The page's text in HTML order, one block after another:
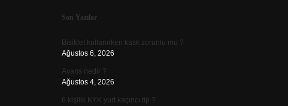
Sidebar
Son Yazılar
Bisiklet kullanırken kask zorunlu mu ?
Ağustos 6, 2026
Avans nedir ?
Ağustos 4, 2026
6 kişilik KYK yurt kaçıncı tip ?